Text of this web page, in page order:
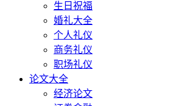
生日祝福
婚礼大全
个人礼仪
商务礼仪
职场礼仪
论文大全
经济论文